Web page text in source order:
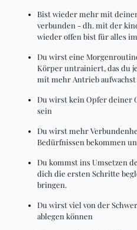
Bist wieder mehr mit
verbunden - dh. mit der
wieder offen bist für alles
Du wirst eine
Körper untrainiert, das du
mit mehr Antrieb aufwachst
Du wirst kein Opfer deiner
sein
Du wirst mehr
Bedürfnissen bekommen
Du kommst ins Umsetzen
dich die ersten Schritte
bringen.
Du wirst viel von der
ablegen können